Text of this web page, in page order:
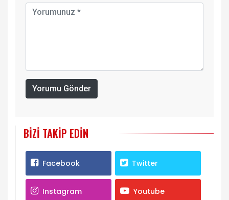
Yorumu Gönder
BIZI TAKIP EDIN
Facebook Twitter
Instagram Youtube